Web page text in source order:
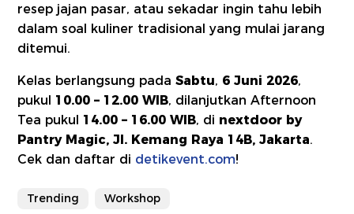
resep jajan pasar, atau sekadar ingin tahu lebih
dalam soal kuliner tradisional yang mulai jarang
ditemui.
Kelas berlangsung padaSabtu, 6 Juni 2026,
pukul 10.00 – 12.00 WIB, dilanjutkan Afternoon
Tea pukul 14.00 – 16.00 WIB, di nextdoor by
Pantry Magic, Jl. Kemang Raya 14B, Jakarta.
Cek dan daftar di detikevent.com!
Trending
Workshop